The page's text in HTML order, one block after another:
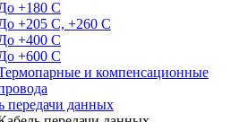
+180 C
+205 С, +260 С
+400 C
+600 С
и компенсационные
передачи данных